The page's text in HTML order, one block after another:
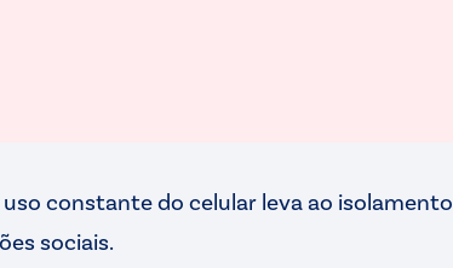
uso constante do celular leva ao isolamento,
sociais.